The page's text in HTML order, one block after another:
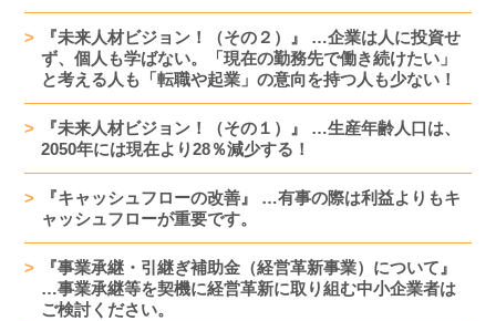
『未来人材ビジョン！（その２）』 …企業は人に投資せ
ず、個人も学ばない。「現在の勤務先で働き続けたい」
と考える人も「転職や起業」の意向を持つ人も少ない！
『未来人材ビジョン！（その１）』 …生産年齢人口は、
2050年には現在より28％減少する！
『キャッシュフローの改善』 …有事の際は利益よりもキ
ャッシュフローが重要です。
『事業承継・引継ぎ補助金（経営革新事業）について』
…事業承継等を契機に経営革新に取り組む中小企業者は
ご検討ください。